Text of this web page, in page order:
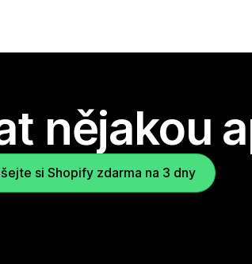
nějakou
si Shopify zdarma na 3 dny